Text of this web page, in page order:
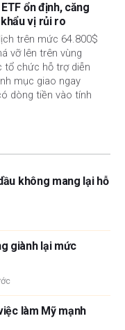
ổn định, căng
vị rủi ro
trên mức 64.800$
vỡ lên trên vùng
tổ chức hỗ trợ diễn
mục giao ngay
dòng tiền vào tính
không mang lại hỗ
giành lại mức
làm Mỹ mạnh